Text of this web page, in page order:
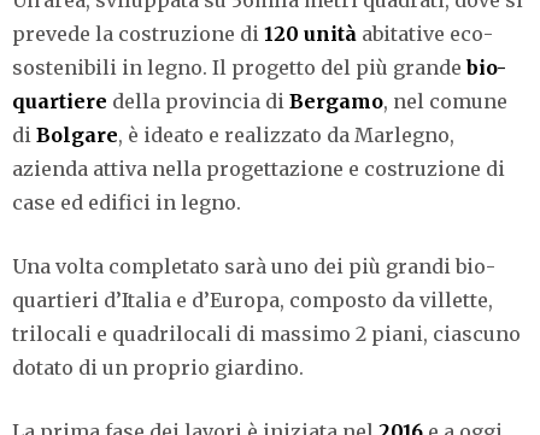
prevede la costruzione di 120 unità abitative eco-
sostenibili in legno. Il progetto del più grandebio-
quartiere della provincia di Bergamo, nel comune
di Bolgare, è ideato e realizzato da Marlegno,
azienda attiva nella progettazione e costruzione di
case ed edifici in legno.
Una volta completato sarà uno dei più grandi bio-
quartieri d’Italia e d’Europa, composto da villette,
trilocali e quadrilocali di massimo 2 piani, ciascuno
dotato di un proprio giardino.